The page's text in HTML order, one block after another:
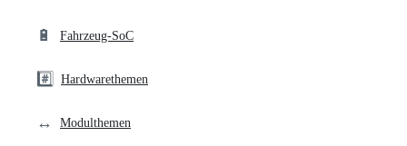
🔋 Fahrzeug-SoC
#️⃣ Hardwarethemen
↔️ Modulthemen